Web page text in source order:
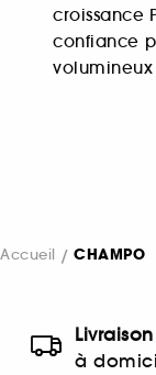
croissance
confiance
volumineux
Accueil CHAMPO
à